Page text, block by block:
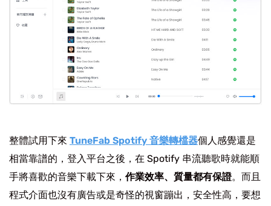
整體試用下來 TuneFab Spotify 音樂轉檔器個人感覺還是
相當靠譜的，登入平台之後，在 Spotify 串流聽歌時就能順
手將喜歡的音樂下載下來， 作業效率、質量都有保證。而且
程式介面也沒有廣告或是奇怪的視窗蹦出，安全性高，要想